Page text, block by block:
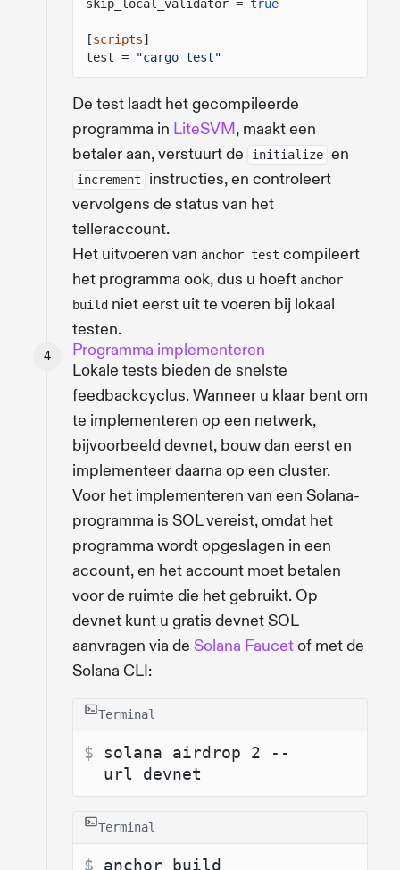
skip_local_validator = true
[scripts]
test =
"cargo test"
De test laadt het gecompileerde
programma in LiteSVM, maakt een
betaler aan, verstuurt de
initialize en
increment
instructies, en controleert
vervolgens de status van het
telleraccount.
Het uitvoeren van anchor test compileert
het programma ook, dus u hoeft anchor
build niet eerst uit te voeren bij lokaal
testen.
Programma implementeren
Lokale tests bieden de snelste
feedbackcyclus. Wanneer u klaar bent om
te implementeren op een netwerk,
bijvoorbeeld devnet, bouw dan eerst en
implementeer daarna op een cluster.
Voor het implementeren van een Solana-
programma is SOL vereist, omdat het
programma wordt opgeslagen in een
account, en het account moet betalen
voor de ruimte die het gebruikt. Op
devnet kunt u gratis devnet SOL
aanvragen via de Solana Faucetof met de
Solana CLI:
Terminal
$ solana airdrop 2 --
url devnet
Terminal
$ anchor build